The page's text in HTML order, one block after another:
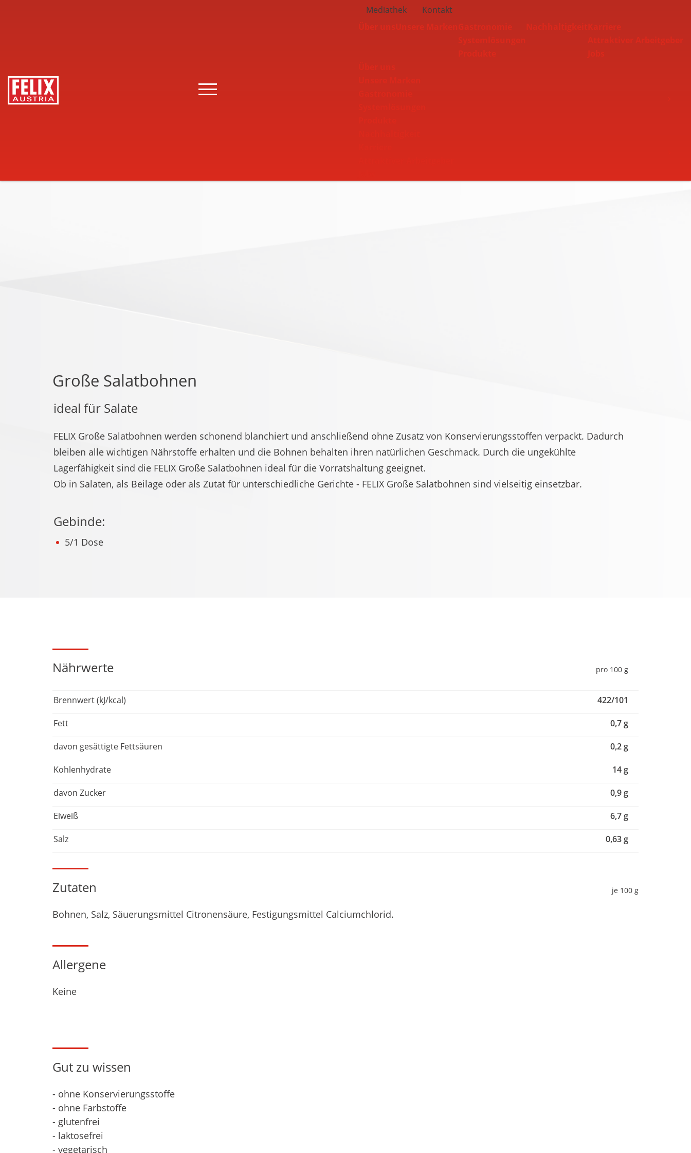
Toggle Navbar
Mediathek
Kontakt
Über unsUnsere MarkenGastronomie
Systemlösungen
Produkte
NachhaltigkeitKarriere
Attraktiver Arbeitgeber
Jobs
Große Salatbohnen
ideal für Salate
FELIX Große Salatbohnen werden schonend blanchiert und anschließend ohne Zusatz von Konservierungsstoffen verpackt. Dadurch
bleiben alle wichtigen Nährstoffe erhalten und die Bohnen behalten ihren natürlichen Geschmack. Durch die ungekühlte
Lagerfähigkeit sind die FELIX Große Salatbohnen ideal für die Vorratshaltung geeignet.
Ob in Salaten, als Beilage oder als Zutat für unterschiedliche Gerichte - FELIX Große Salatbohnen sind vielseitig einsetzbar.
Gebinde:
5/1 Dose
Nährwerte pro 100 g
Brennwert (kJ/kcal) 422/101
Fett 0,7 g
davon gesättigte Fettsäuren 0,2 g
Kohlenhydrate 14 g
davon Zucker 0,9 g
Eiweiß 6,7 g
Salz 0,63 g
Zutaten je 100 g
Bohnen, Salz, Säuerungsmittel Citronensäure, Festigungsmittel Calciumchlorid.
Allergene
Keine
Gut zu wissen
- ohne Konservierungsstoffe
- ohne Farbstoffe
- glutenfrei
- laktosefrei
- vegetarisch